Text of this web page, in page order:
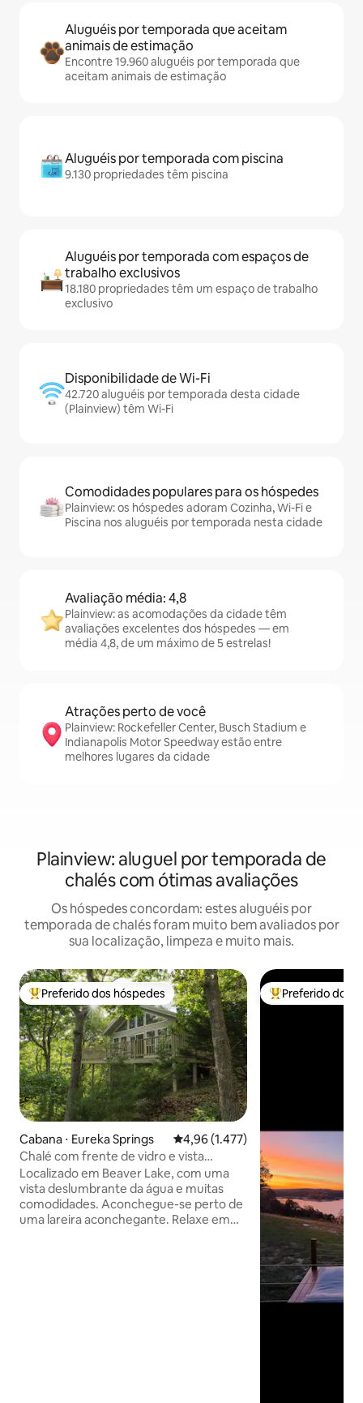
Aluguéis por temporada que aceitam
animais de estimação
Encontre 19.960 aluguéis por temporada que
aceitam animais de estimação
Aluguéis por temporada com piscina
9.130 propriedades têm piscina
Aluguéis por temporada com espaços de
trabalho exclusivos
18.180 propriedades têm um espaço de trabalho
exclusivo
Disponibilidade de Wi-Fi
42.720 aluguéis por temporada desta cidade
(Plainview) têm Wi-Fi
Comodidades populares para os hóspedes
Plainview: os hóspedes adoram Cozinha, Wi-Fi e
Piscina nos aluguéis por temporada nesta cidade
Avaliação média: 4,8
Plainview: as acomodações da cidade têm
avaliações excelentes dos hóspedes — em
média 4,8, de um máximo de 5 estrelas!
Atrações perto de você
Plainview: Rockefeller Center, Busch Stadium e
Indianapolis Motor Speedway estão entre
melhores lugares da cidade
Plainview: aluguel por temporada de
chalés com ótimas avaliações
Os hóspedes concordam: estes aluguéis por
temporada de chalés foram muito bem avaliados por
sua localização, limpeza e muito mais.
Entre os melhores preferidos dos hóspedes
Preferido dos hóspedes
Cabana ⋅ Eureka Springs 4,96 de uma avaliação média de
4,96 (1.477)
Chalé com frente de vidro e vista
deslumbrante para o lago
Localizado em Beaver Lake, com uma
vista deslumbrante da água e muitas
comodidades. Aconchegue-se perto de
uma lareira aconchegante. Relaxe em
Entre os
Preferido dos